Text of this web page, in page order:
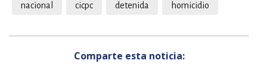
nacional cicpc detenida homicidio
Comparte esta noticia: